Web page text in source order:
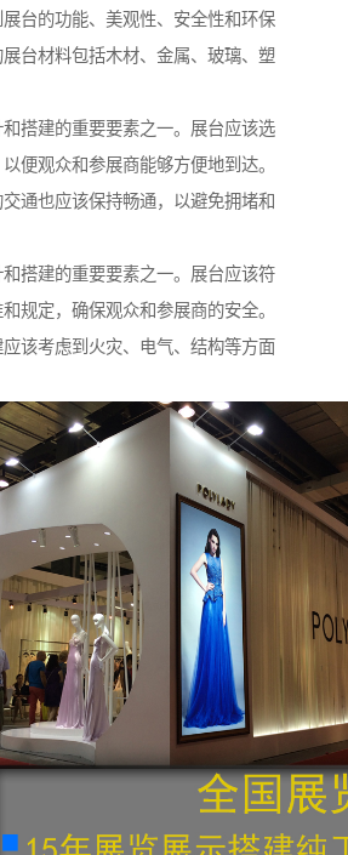
台的功能、美观性、安全性和环保
台材料包括木材、金属、玻璃、塑
搭建的重要要素之一。展台应该选
便观众和参展商能够方便地到达。
通也应该保持畅通，以避免拥堵和
搭建的重要要素之一。展台应该符
规定，确保观众和参展商的安全。
该考虑到火灾、电气、结构等方面